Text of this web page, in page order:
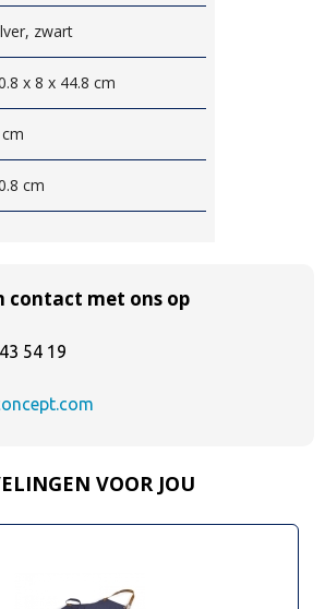
zwart
x 8 x 44.8 cm
cm
contact met ons op
54 19
VOOR JOU